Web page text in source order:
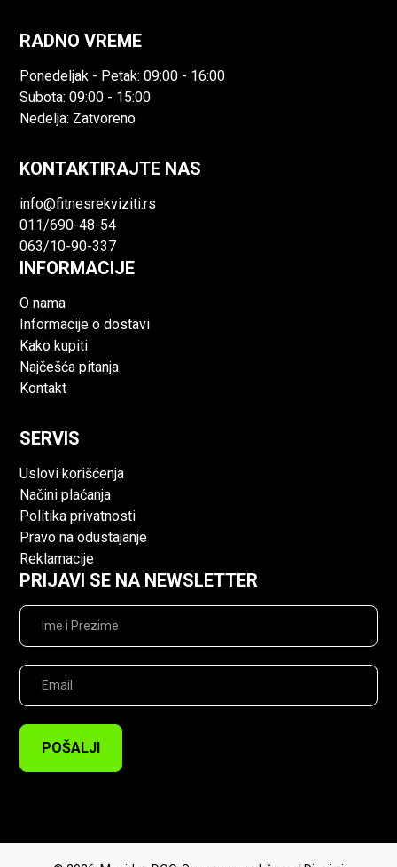
RADNO VREME
Ponedeljak - Petak: 09:00 - 16:00
Subota: 09:00 - 15:00
Nedelja: Zatvoreno
KONTAKTIRAJTE NAS
info@fitnesrekviziti.rs
011/690-48-54
063/10-90-337
INFORMACIJE
O nama
Informacije o dostavi
Kako kupiti
Najčešća pitanja
Kontakt
SERVIS
Uslovi korišćenja
Načini plaćanja
Politika privatnosti
Pravo na odustajanje
Reklamacije
PRIJAVI SE NA NEWSLETTER
POŠALJI